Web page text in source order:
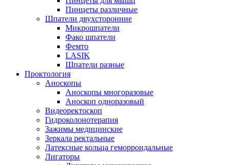
Пинцеты различные
Шпатели двухсторонние
Микрошпатели
Фако шпатели
Фемто
LASIK
Шпатели разные
Проктология
Аноскопы
Аноскопы многоразовые
Аноскоп одноразовый
Видеоректоскоп
Гидроколонотерапия
Зажимы медицинские
Зеркала ректальные
Латексные кольца геморроидальные
Лигаторы